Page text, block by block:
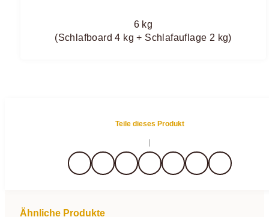
6 kg
(Schlafboard 4 kg + Schlafauflage 2 kg)
Teile dieses Produkt
Ähnliche Produkte